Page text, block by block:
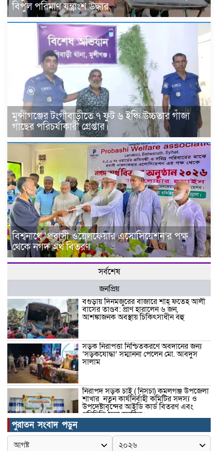
বিপুল পরিমাণ যন্ত্রাংশ উদ্ধার ‎
মুন্সীগঞ্জের টংগীবাড়ীতে ৭ ফুট ৬ ইঞ্চি উচ্চতার গাঁজা
গাছের পরিচর্যাকারী গ্রেপ্তার।
বিশ্বনাথে ‘প্রবাসী ওয়েলফেয়ার এসোসিয়েশন’র পক্ষ
থেকে নগদ অর্থ বিতরণ
সর্বশেষ
জনপ্রিয়
বগুড়ায় দিনমজুরের বাজারে শাহ্ ফতেহ আলী
বাসের তাণ্ডব: প্রাণ হারালেন ৬ জন,
আশঙ্কাজনক অবস্থায় চিকিৎসাধীন বহু
সড়ক নিরাপত্তা নিশ্চিতকরণে অবদানের জন্য
‘সড়কযোদ্ধা’ সম্মাননা পেলেন মো. আবদুস
সালাম
নিরাপদ সড়ক চাই ( নিসচা) কমলগঞ্জ উপজেলা
শাখার নতুন কার্যনির্বাহী কমিটির সদস্য ও
উপদেষ্টাবৃন্দের আইডি কার্ড বিতরণ এবং
পরিচিতি সভা অনুষ্ঠিত।
পত্নীতলা থানা পুলিশের মাদকবিরোধী
অভিযানে আটক ১
পুরাতন সংবাদ পড়ুন